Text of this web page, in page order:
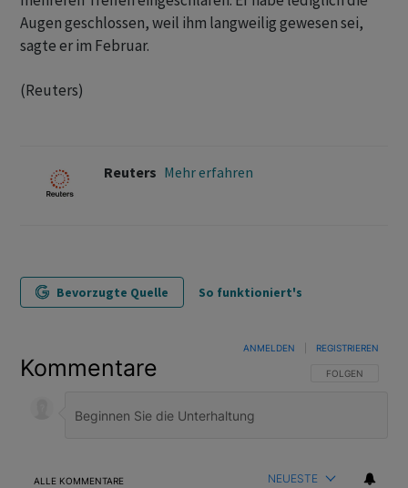
Augen geschlossen, weil ihm langweilig gewesen sei,
sagte er im Februar.
(Reuters)
Reuters Mehr erfahren
Bevorzugte Quelle So funktioniert's
Kommentare FOLGE DIESER
FOLGEN
ANMELDEN REGISTRIEREN
ALLE KOMMENTARE NEUESTE